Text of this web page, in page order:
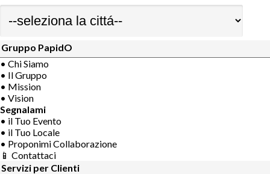
Gruppo PapidO
• Chi Siamo
• Il Gruppo
• Mission
• Vision
Segnalami
• il Tuo Evento
• il Tuo Locale
• Proponimi Collaborazione
📱 Contattaci
Servizi per Clienti